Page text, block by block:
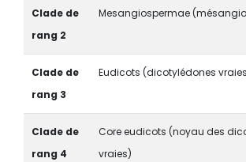
Clade de
rang 2
Mesangiospermae
Clade de
rang 3
Eudicots (dicotylédones
Clade de
rang 4
Core eudicots (noyau des
vraies)